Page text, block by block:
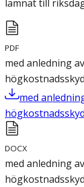
lämnat till
PDF
med anledning
med
DOCX
med anledning